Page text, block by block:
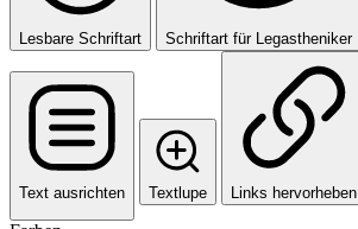
Lesbare Schriftart Schriftart für Legastheniker
Text ausrichten Textlupe Links hervorheben